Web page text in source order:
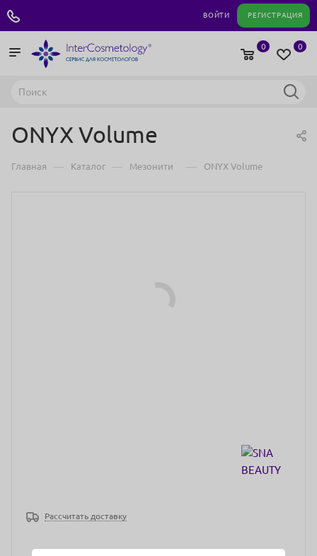
ВОЙТИ РЕГИСТРАЦИЯ
0
0
ONYX Volume
Главная — Каталог — Мезонити — ONYX Volume
Рассчитать доставку